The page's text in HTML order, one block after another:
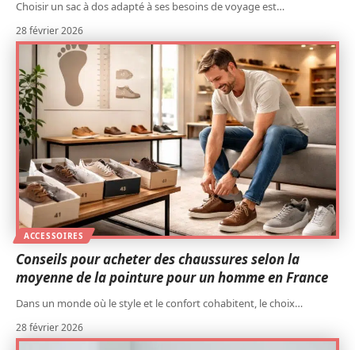
Choisir un sac à dos adapté à ses besoins de voyage est…
28 février 2026
ACCESSOIRES
Conseils pour acheter des chaussures selon la
moyenne de la pointure pour un homme en France
Dans un monde où le style et le confort cohabitent, le choix…
28 février 2026